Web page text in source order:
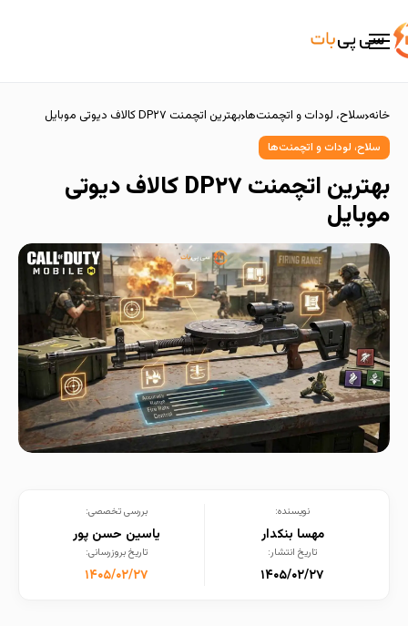
خانه سلاح، لودات و اتچمنت‌ها بهترین اتچمنت DP۲۷ کالاف دیوتی موبایل
سلاح، لودات و اتچمنت‌ها
بهترین اتچمنت DP۲۷ کالاف دیوتی
موبایل
نویسنده:
مهسا بنکدار
بررسی تخصصی:
یاسین حسن پور
تاریخ انتشار:
۱۴۰۵/۰۲/۲۷
تاریخ بروزرسانی:
۱۴۰۵/۰۲/۲۷